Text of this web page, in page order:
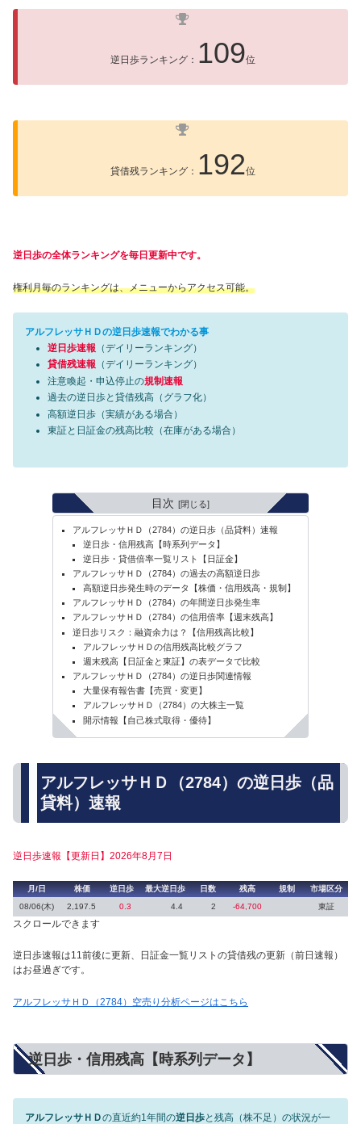
逆日歩ランキング： 109位
貸借残ランキング： 192位
逆日歩の全体ランキングを毎日更新中です。
権利月毎のランキングは、メニューからアクセス可能。
アルフレッサＨＤの逆日歩速報でわかる事
逆日歩速報 （デイリーランキング）
貸借残速報 （デイリーランキング）
注意喚起・申込停止の規制速報
過去の逆日歩と貸借残高（グラフ化）
高額逆日歩（実績がある場合）
東証と日証金の残高比較（在庫がある場合）
目次
アルフレッサＨＤ（2784）の逆日歩（品貸料）速報
逆日歩・信用残高【時系列データ】
逆日歩・貸借倍率一覧リスト【日証金】
アルフレッサＨＤ（2784）の過去の高額逆日歩
高額逆日歩発生時のデータ【株価・信用残高・規制】
アルフレッサＨＤ（2784）の年間逆日歩発生率
アルフレッサＨＤ（2784）の信用倍率【週末残高】
逆日歩リスク：融資余力は？【信用残高比較】
アルフレッサＨＤの信用残高比較グラフ
週末残高【日証金と東証】の表データで比較
アルフレッサＨＤ（2784）の逆日歩関連情報
大量保有報告書【売買・変更】
アルフレッサＨＤ（2784）の大株主一覧
開示情報【自己株式取得・優待】
アルフレッサＨＤ（2784）の逆日歩（品
貸料）速報
逆日歩速報【更新日】2026年8月7日
月/日 株価 逆日歩 最大逆日歩 日数 残高 規制
市場区分
08/06(木)
2,197.5 0.3 4.4 2 -64,700 東証
スクロールできます
逆日歩速報は11前後に更新、日証金一覧リストの貸借残の更新（前日速報）
はお昼過ぎです。
アルフレッサＨＤ（2784）空売り分析ページはこちら
逆日歩・信用残高【時系列データ】
アルフレッサＨＤの直近約1年間の逆日歩と残高（株不足）の状況が一